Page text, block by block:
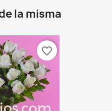
la misma
favorite_border